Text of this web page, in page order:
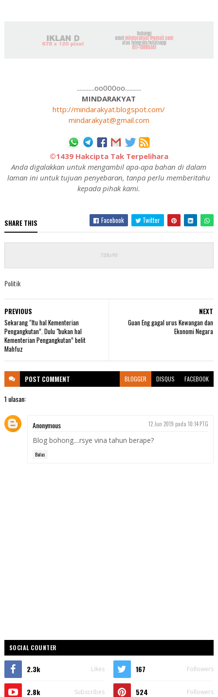
............oo000oo...........
MINDARAKYAT
http://mindarakyat.blogspot.com/
mindarakyat@gmail.com
©1439 Hakcipta Tak Terpelihara
Anda digalakkan untuk mengambil apa-apa bahan di dalam
laman ini untuk tujuan penyebaran, tanpa perlu memberitahu
kepada pihak kami.
SHARE THIS Facebook Twitter
Politik
NEXT
Guan Eng gagal urus Kewangan dan
Ekonomi Negara
PREVIOUS
Sekarang “Itu hal Kementerian
Pengangkutan”. Dulu "bukan hal
Kementerian Pengangkutan” belit
Mahfuz
POST COMMENT BLOGGER DISQUS FACEBOOK
1 ulasan:
Anonymous 12 Jun 2019 pada 10:14 PTG
Blog bohong....rsye vina tahun berape?
Balas
SOCIAL COUNTER
2.3k Likes 167 Followers
2.8k Subscribes 524 Followers